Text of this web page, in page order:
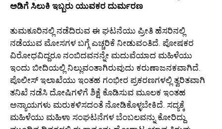
ಅಡಿಗೆ ಸಿಲುಕಿ ಇಬ್ಬರು ಯುವಕರ ದುರ್ಮರಣ
ತುಮಕೂರಿನಲ್ಲಿ ನಡೆದಿರುವ ಈ ಘಟನೆಯು ಪ್ರೀತಿ ಹೆಸರಿನಲ್ಲಿ
ನಡೆಯುವ ಮೋಸಗಳ ಬಗ್ಗೆ ಎಚ್ಚರಿಕೆ ನೀಡುವಂತಿದೆ. ಪೋಷಕರ
ವಿರೋಧವಿದ್ದರೂ ನಂಬಿದವನನ್ನೇ ಮದುವೆಯಾದ ಮಹಿಳೆಯು
ಇಂದು ಬೀದಿಯಲ್ಲಿ ನಿಲ್ಲುವಂತಾಗಿರುವುದು ಕರುಣಾಜನಕವಾಗಿದೆ.
ಪೊಲೀಸ್ ಇಲಾಖೆಯು ಇಂತಹ ಗಂಭೀರ ಪ್ರಕರಣಗಳಲ್ಲಿ ತ್ವರಿತವಾಗಿ
ತನಿಖೆ ನಡೆಸಿ ದೋಷಿಗಳಿಗೆ ಶಿಕ್ಷೆ ಕೊಡಿಸುವ ಮೂಲಕ ಇಂತಹ
ಅನ್ಯಾಯಗಳು ಮರುಕಳಿಸದಂತೆ ನೋಡಿಕೊಳ್ಳಬೇಕಿದೆ. ಸದ್ಯಕ್ಕೆ
ಮಹಿಳೆಯು ಮಹಿಳಾ ಸಂಘಟನೆಗಳ ಬೆಂಬಲವನ್ನು ಕೋರಿದ್ದು